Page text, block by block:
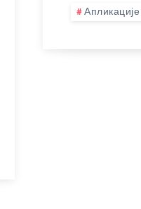
Апликације